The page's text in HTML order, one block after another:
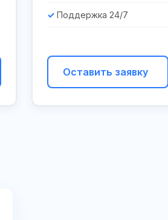
Поддержка 24/7
Оставить заявку